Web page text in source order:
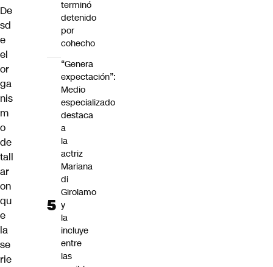
De
sd
e
el
or
ga
nis
m
o
de
tall
ar
on
qu
e
la
se
rie
terminó
detenido
por
cohecho
“Genera
expectación”:
Medio
especializado
destaca
a
la
actriz
Mariana
di
Girolamo
y
la
incluye
entre
las